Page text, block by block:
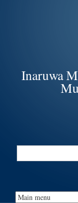
Inaruwa
Search